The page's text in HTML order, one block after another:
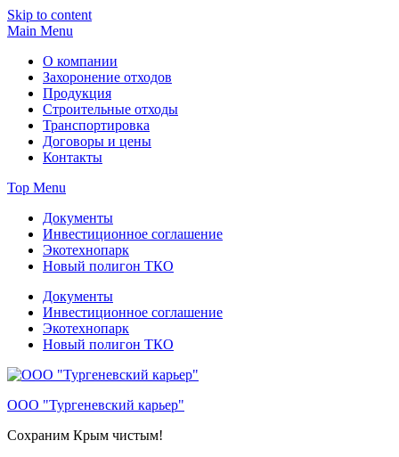
Skip to content
Main Menu
О компании
Захоронение отходов
Продукция
Строительные отходы
Транспортировка
Договоры и цены
Контакты
Top Menu
Документы
Инвестиционное соглашение
Экотехнопарк
Новый полигон ТКО
Документы
Инвестиционное соглашение
Экотехнопарк
Новый полигон ТКО
OOO "Тургеневский карьер"
Сохраним Крым чистым!